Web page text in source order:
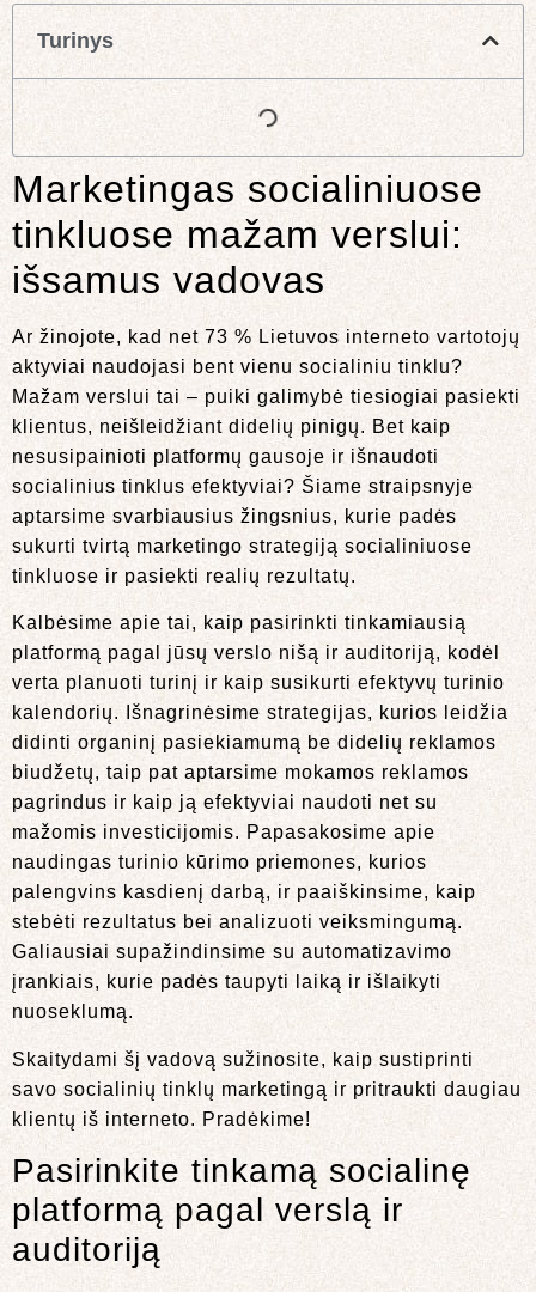
Turinys
Marketingas socialiniuose
tinkluose mažam verslui:
išsamus vadovas
Ar žinojote, kad net 73 % Lietuvos interneto vartotojų
aktyviai naudojasi bent vienu socialiniu tinklu?
Mažam verslui tai – puiki galimybė tiesiogiai pasiekti
klientus, neišleidžiant didelių pinigų. Bet kaip
nesusipainioti platformų gausoje ir išnaudoti
socialinius tinklus efektyviai? Šiame straipsnyje
aptarsime svarbiausius žingsnius, kurie padės
sukurti tvirtą marketingo strategiją socialiniuose
tinkluose ir pasiekti realių rezultatų.
Kalbėsime apie tai, kaip pasirinkti tinkamiausią
platformą pagal jūsų verslo nišą ir auditoriją, kodėl
verta planuoti turinį ir kaip susikurti efektyvų turinio
kalendorių. Išnagrinėsime strategijas, kurios leidžia
didinti organinį pasiekiamumą be didelių reklamos
biudžetų, taip pat aptarsime mokamos reklamos
pagrindus ir kaip ją efektyviai naudoti net su
mažomis investicijomis. Papasakosime apie
naudingas turinio kūrimo priemones, kurios
palengvins kasdienį darbą, ir paaiškinsime, kaip
stebėti rezultatus bei analizuoti veiksmingumą.
Galiausiai supažindinsime su automatizavimo
įrankiais, kurie padės taupyti laiką ir išlaikyti
nuoseklumą.
Skaitydami šį vadovą sužinosite, kaip sustiprinti
savo socialinių tinklų marketingą ir pritraukti daugiau
klientų iš interneto. Pradėkime!
Pasirinkite tinkamą socialinę
platformą pagal verslą ir
auditoriją